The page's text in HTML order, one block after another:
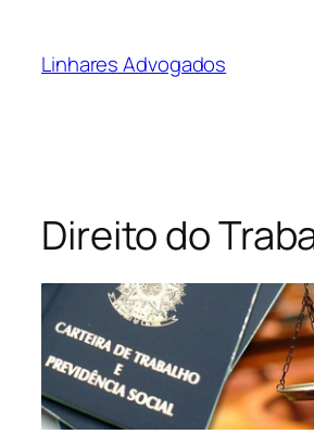
Linhares Advogados
Direito do